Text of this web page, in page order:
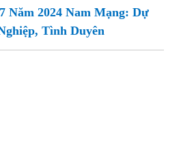
Năm 2024 Nam Mạng: Dự
Tình Duyên